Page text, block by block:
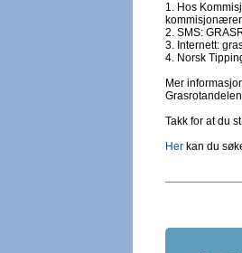
1. Hos
2. SMS:
3. Internett:
4. Norsk
Mer
Takk for at du
Her kan du